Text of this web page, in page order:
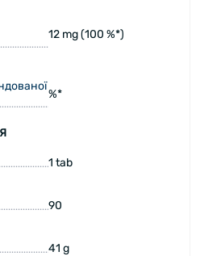
12 mg (100 %*)
%*
1 tab
90
41 g